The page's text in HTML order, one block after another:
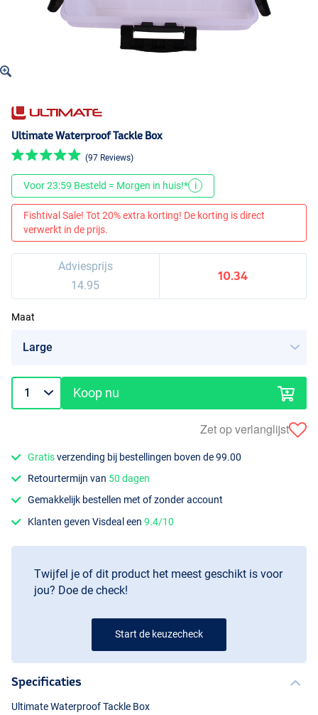
Ultimate Waterproof Tackle Box
(97 Reviews)
Voor 23:59 Besteld = Morgen in huis!* i
Fishtival Sale! Tot 20% extra korting! De korting is direct
verwerkt in de prijs.
Adviesprijs
14.95
10.34
Maat
Koop nu
Zet op verlanglijst
Gratisverzending bij bestellingen boven de 99.00
Retourtermijn van 50 dagen
Gemakkelijk bestellen met of zonder account
Klanten geven Visdeal een9.4/10
Twijfel je of dit product het meest geschikt is voor
jou? Doe de check!
Start de keuzecheck
Specificaties
Ultimate Waterproof Tackle Box